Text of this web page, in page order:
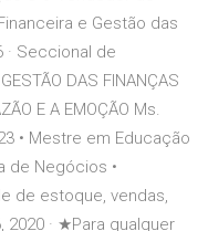
e Gestão das
· Seccional de
DAS FINANÇAS
E A EMOÇÃO Ms.
• Mestre em Educação
de Negócios •
de estoque, vendas,
2020 · ★Para qualquer